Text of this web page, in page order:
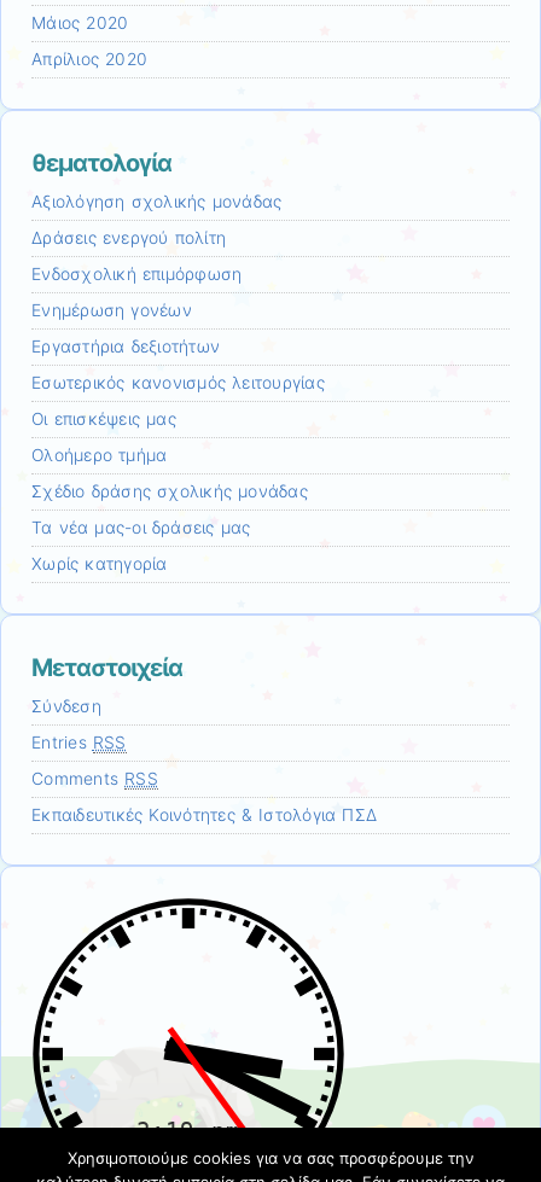
Μάιος 2020
Απρίλιος 2020
θεματολογία
Αξιολόγηση σχολικής μονάδας
Δράσεις ενεργού πολίτη
Ενδοσχολική επιμόρφωση
Ενημέρωση γονέων
Εργαστήρια δεξιοτήτων
Εσωτερικός κανονισμός λειτουργίας
Οι επισκέψεις μας
Ολοήμερο τμήμα
Σχέδιο δράσης σχολικής μονάδας
Τα νέα μας-οι δράσεις μας
Χωρίς κατηγορία
Μεταστοιχεία
Σύνδεση
Entries RSS
Comments RSS
Εκπαιδευτικές Κοινότητες & Ιστολόγια ΠΣΔ
Χρησιμοποιούμε cookies για να σας προσφέρουμε την